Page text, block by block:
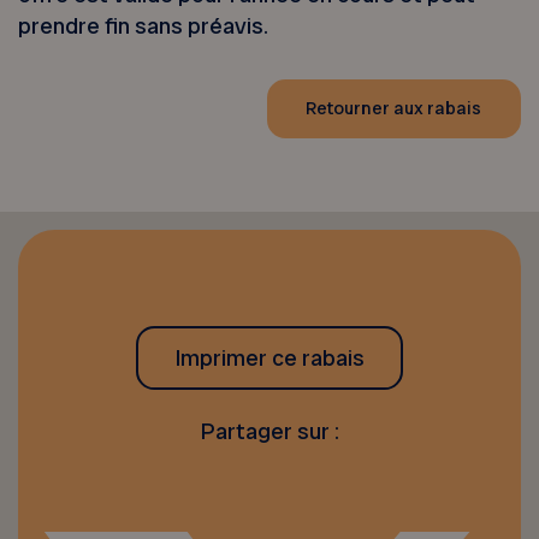
prendre fin sans préavis.
Retourner aux rabais
Imprimer ce rabais
Partager sur :